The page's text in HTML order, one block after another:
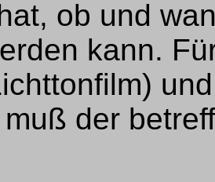
ob und
kann.
der